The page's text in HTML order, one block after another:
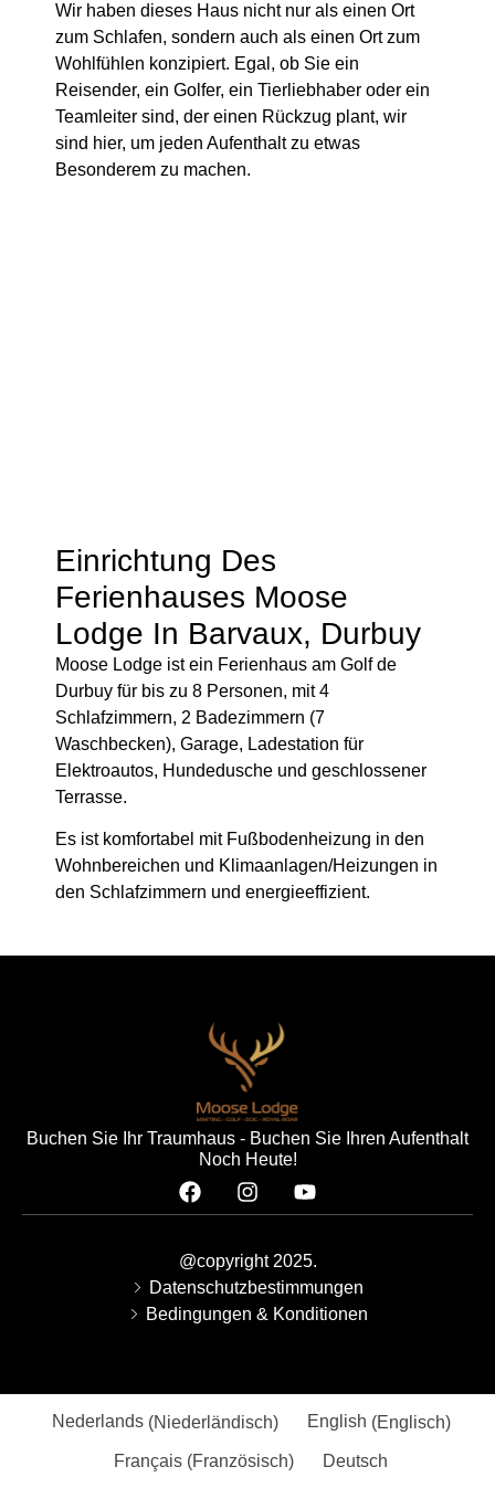
Wir haben dieses Haus nicht nur als einen Ort
zum Schlafen, sondern auch als einen Ort zum
Wohlfühlen konzipiert. Egal, ob Sie ein
Reisender, ein Golfer, ein Tierliebhaber oder ein
Teamleiter sind, der einen Rückzug plant, wir
sind hier, um jeden Aufenthalt zu etwas
Besonderem zu machen.
Einrichtung Des
Ferienhauses Moose
Lodge In Barvaux, Durbuy
Moose Lodge ist ein Ferienhaus am Golf de
Durbuy für bis zu 8 Personen, mit 4
Schlafzimmern, 2 Badezimmern (7
Waschbecken), Garage, Ladestation für
Elektroautos, Hundedusche und geschlossener
Terrasse.
Es ist komfortabel mit Fußbodenheizung in den
Wohnbereichen und Klimaanlagen/Heizungen in
den Schlafzimmern und energieeffizient.
Buchen Sie Ihr Traumhaus - Buchen Sie Ihren Aufenthalt
Noch Heute!
@copyright 2025.
Datenschutzbestimmungen
Bedingungen & Konditionen
Nederlands(Niederländisch) English (Englisch)
Français (Französisch) Deutsch